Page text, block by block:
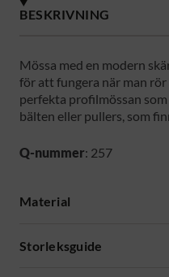
BESKRIVNING
Mössa med en modern
för att fungera när man rör
perfekta profilmössan
bälten eller pullers, som
Q-nummer: 257
Material
Storleksguide